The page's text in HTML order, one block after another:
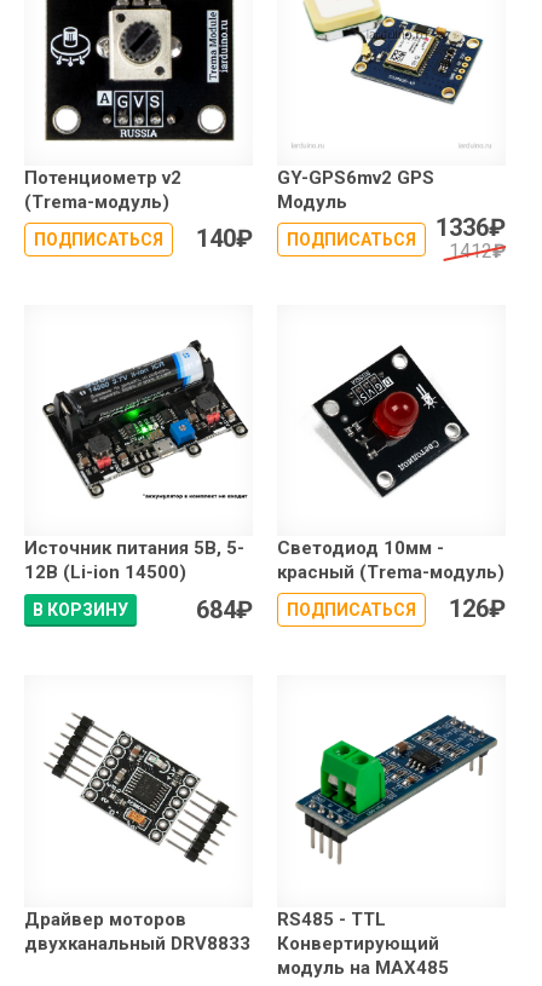
Потенциометр v2
(Trema-модуль)
ПОДПИСАТЬСЯ 140₽
GY-GPS6mv2 GPS
Модуль
ПОДПИСАТЬСЯ 1336₽
1412₽
Источник питания 5В, 5-
12В (Li-ion 14500)
В КОРЗИНУ 684₽
Светодиод 10мм -
красный (Trema-модуль)
ПОДПИСАТЬСЯ 126₽
Драйвер моторов
двухканальный DRV8833
RS485 - TTL
Конвертирующий
модуль на MAX485